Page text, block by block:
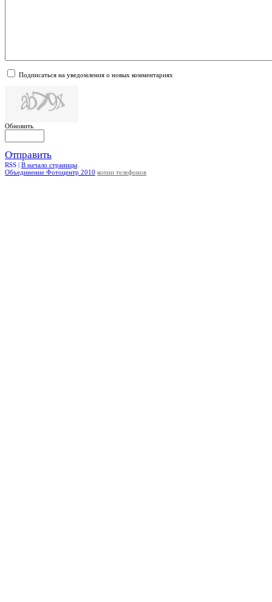
Подписаться на уведомления о новых комментариях
Обновить
Отправить
RSS | В начало страницы
Объединение Фотоцентр 2010 копии телефонов